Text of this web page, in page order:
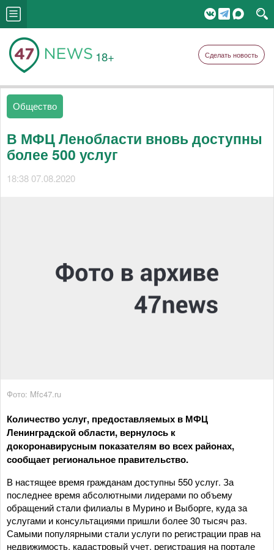
18+ Сделать новость
Общество
В МФЦ Ленобласти вновь доступны
более 500 услуг
18:38 07.08.2020
Фото: Mfc47.ru
Количество услуг, предоставляемых в МФЦ
Ленинградской области, вернулось к
докоронавирусным показателям во всех районах,
сообщает региональное правительство.
В настящее время гражданам доступны 550 услуг. За
последнее время абсолютными лидерами по объему
обращений стали филиалы в Мурино и Выборге, куда за
услугами и консультациями пришли более 30 тысяч раз.
Самыми популярными стали услуги по регистрации прав на
недвижимость, кадастровый учет, регистрация на портале